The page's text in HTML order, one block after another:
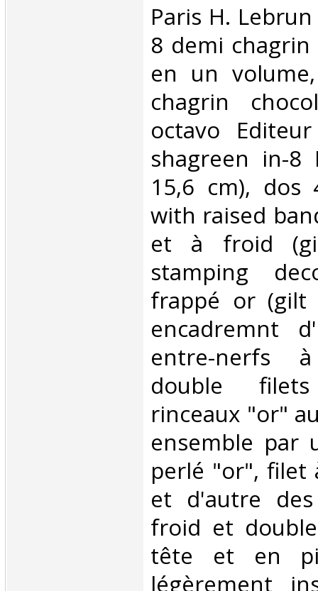
‎Paris H.
8 demi
en un
chagrin
octavo
shagreen in-8
15,6 cm), dos
with raised
et à froid
stamping
frappé or
encadremnt
entre-nerfs
double
rinceaux "or"
ensemble par
perlé "or", filet
et d'autre
froid et
tête et en
légèrement